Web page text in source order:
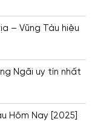
– Vũng Tàu hiệu
Ngãi uy tín nhất
Hôm Nay [2025]